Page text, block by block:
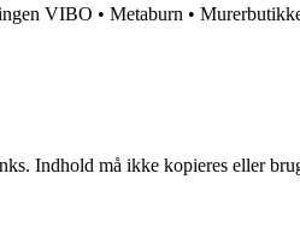
VIBO • Metaburn •
Indhold må ikke kopieres eller